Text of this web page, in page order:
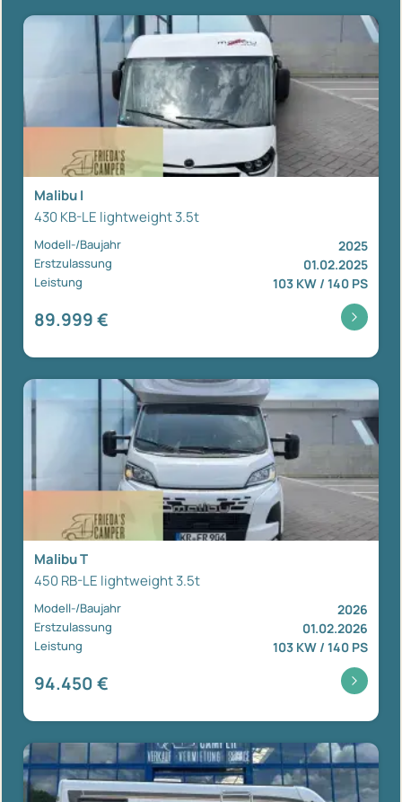
Malibu I
430 KB-LE lightweight 3.5t
Modell-/Baujahr 2025
Erstzulassung 01.02.2025
Leistung 103 KW / 140 PS
89.999 €
Malibu T
450 RB-LE lightweight 3.5t
Modell-/Baujahr 2026
Erstzulassung 01.02.2026
Leistung 103 KW / 140 PS
94.450 €